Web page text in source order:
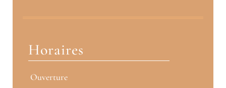
Horaires
Ouverture